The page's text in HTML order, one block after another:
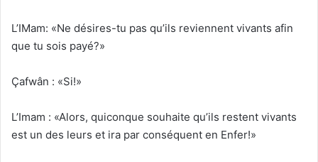
L’IMam: «Ne désires-tu pas qu’ils reviennent vivants afin
que tu sois payé?»
Çafwân : «Si!»
L’Imam : «Alors, quiconque souhaite qu’ils restent vivants
est un des leurs et ira par conséquent en Enfer!»